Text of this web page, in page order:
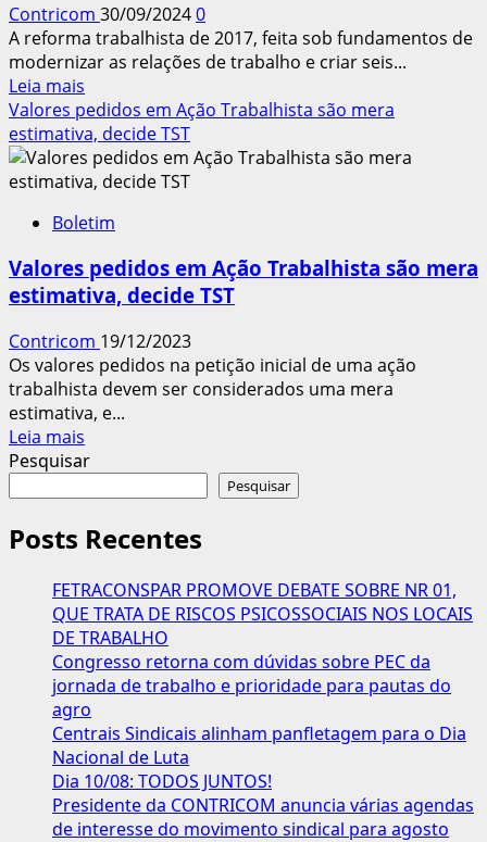
mês
de
agosto
Contricom 30/09/20240
A reforma trabalhista de 2017, feita sob fundamentos de
modernizar as relações de trabalho e criar seis...
Leia mais
mais
sobre
Sete
anos
reforma
é
reconhecida
precarizante
Valores pedidos em Ação Trabalhista são mera
estimativa, decide TST
Boletim
Valores pedidos em Ação Trabalhista são mera
estimativa, decide TST
Contricom 19/12/2023
Os valores pedidos na petição inicial de uma ação
trabalhista devem ser considerados uma mera
estimativa, e...
Leia mais
mais
pedidos
em
Ação
Trabalhista
são
mera
estimativa,
decide
TST
Pesquisar
Pesquisar
Posts Recentes
FETRACONSPAR PROMOVE DEBATE SOBRE NR 01,
QUE TRATA DE RISCOS PSICOSSOCIAIS NOS LOCAIS
DE TRABALHO
Congresso retorna com dúvidas sobre PEC da
jornada de trabalho e prioridade para pautas do
agro
Centrais Sindicais alinham panfletagem para o Dia
Nacional de Luta
Dia 10/08: TODOS JUNTOS!
Presidente da CONTRICOM anuncia várias agendas
de interesse do movimento sindical para agosto